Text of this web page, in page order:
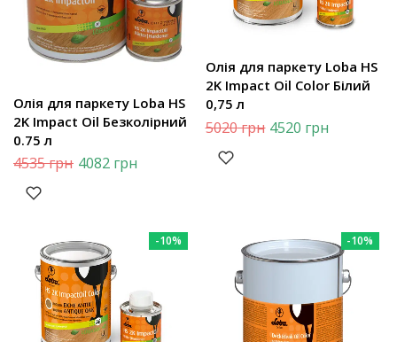
Олія для паркету Loba HS
2K Impact Oil Безколірний
0.75 л
4535грн 4082грн
Олія для паркету Loba HS
2K Impact Oil Color Білий
0,75 л
5020грн 4520 грн
-10% -10%